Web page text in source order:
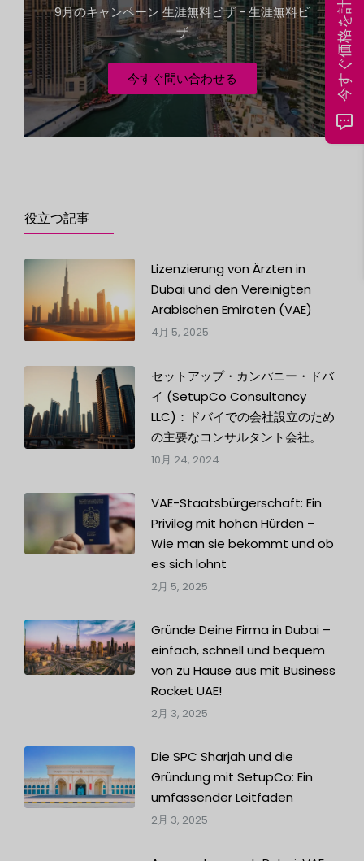
1
9月のキャンペーン 生涯無料ビザ - 生涯無料ビ
ザ
今すぐ問い合わせる
役立つ記事
Lizenzierung von Ärzten in
Dubai und den Vereinigten
Arabischen Emiraten (VAE)
4月 5, 2025
セットアップ・カンパニー・ドバ
イ (SetupCo Consultancy
LLC)：ドバイでの会社設立のため
の主要なコンサルタント会社。
10月 24, 2024
VAE-Staatsbürgerschaft: Ein
Privileg mit hohen Hürden –
Wie man sie bekommt und ob
es sich lohnt
2月 5, 2025
Gründe Deine Firma in Dubai –
einfach, schnell und bequem
von zu Hause aus mit Business
Rocket UAE!
2月 3, 2025
Die SPC Sharjah und die
Gründung mit SetupCo: Ein
umfassender Leitfaden
2月 3, 2025